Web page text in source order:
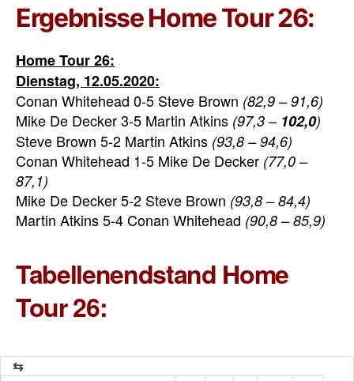
Ergebnisse Home Tour 26:
Home Tour 26:
Dienstag, 12.05.2020:
Conan Whitehead 0-5 Steve Brown (82,9 – 91,6)
Mike De Decker 3-5 Martin Atkins (97,3 – 102,0)
Steve Brown 5-2 Martin Atkins (93,8 – 94,6)
Conan Whitehead 1-5 Mike De Decker (77,0 –
87,1)
Mike De Decker 5-2 Steve Brown (93,8 – 84,4)
Martin Atkins 5-4 Conan Whitehead (90,8 – 85,9)
Tabellenendstand Home
Tour 26: